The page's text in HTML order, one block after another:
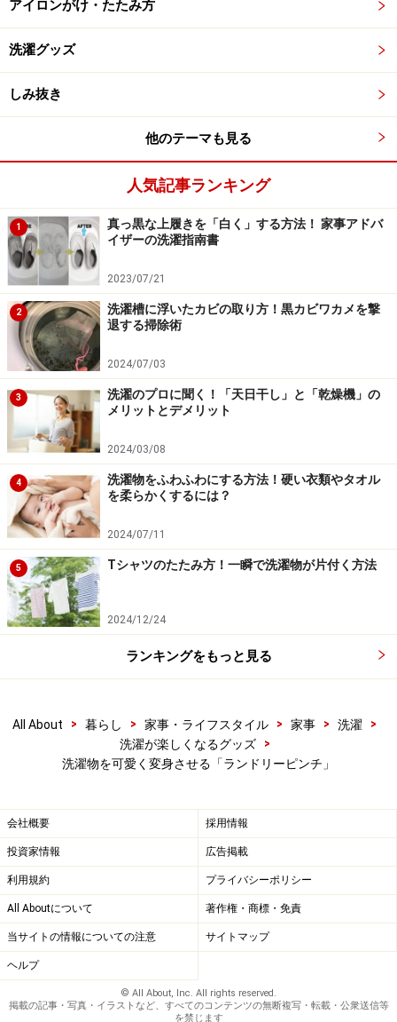
アイロンがけ・たたみ方
洗濯グッズ
しみ抜き
他のテーマも見る
人気記事ランキング
1
真っ黒な上履きを「白く」する方法！ 家事アドバ
イザーの洗濯指南書
2023/07/21
2
洗濯槽に浮いたカビの取り方！黒カビワカメを撃
退する掃除術
2024/07/03
3
洗濯のプロに聞く！「天日干し」と「乾燥機」の
メリットとデメリット
2024/03/08
4
洗濯物をふわふわにする方法！硬い衣類やタオル
を柔らかくするには？
2024/07/11
5 Tシャツのたたみ方！一瞬で洗濯物が片付く方法
2024/12/24
ランキングをもっと見る
All About > 暮らし > 家事・ライフスタイル > 家事 > 洗濯
>
洗濯が楽しくなるグッズ
>
洗濯物を可愛く変身させる「ランドリーピンチ」
会社概要 採用情報
投資家情報 広告掲載
利用規約 プライバシーポリシー
All Aboutについて 著作権・商標・免責
当サイトの情報についての注意 サイトマップ
ヘルプ
© All About, Inc. All rights reserved.
掲載の記事・写真・イラストなど、すべてのコンテンツの無断複写・転載・公衆送信等
を禁じます